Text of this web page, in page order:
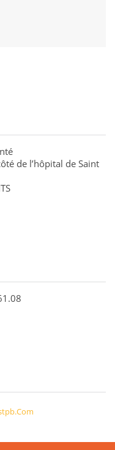
de l’hôpital de Saint